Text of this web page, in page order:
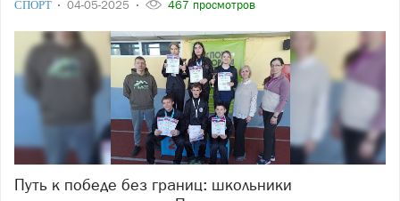
СПОРТ 04-05-2025 467 просмотров
Путь к победе без границ: школьники